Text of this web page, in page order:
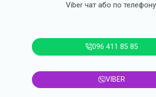
Viber чат або по
096 411 85 85
VIBER